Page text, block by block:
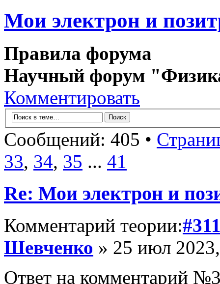
Мои электрон и
Правила форума
Научный форум
Комментировать
Сообщений: 405 •
33, 34, 35 ... 41
Re: Мои электрон и
Комментарий теории:
Шевченко » 25 июл
Ответ на комментарий